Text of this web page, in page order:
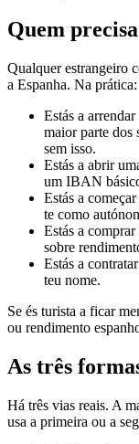
Quem
Qualquer estrangeiro
a Espanha. Na prática:
Estás a
maior parte dos
sem isso.
Estás a abrir
um IBAN
Estás a
te como
Estás a
sobre
Estás a
teu nome.
Se és turista a ficar
ou rendimento
As três
Há três vias reais. A
usa a primeira ou a